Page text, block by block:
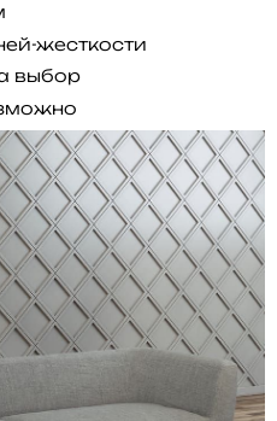
жесткости
выбор